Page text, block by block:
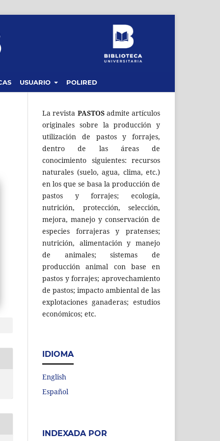
USUARIO POLIRED
La revista PASTOSadmite artículos
originales sobre la producción y
utilización de pastos y forrajes,
dentro de las áreas de
conocimiento siguientes: recursos
naturales (suelo, agua, clima, etc.)
en los que se basa la producción de
pastos y forrajes; ecología,
nutrición, protección, selección,
mejora, manejo y conservación de
especies forrajeras y pratenses;
nutrición, alimentación y manejo
de animales; sistemas de
producción animal con base en
pastos y forrajes; aprovechamiento
de pastos; impacto ambiental de las
explotaciones ganaderas; estudios
económicos; etc.
IDIOMA
English
Español
INDEXADA POR